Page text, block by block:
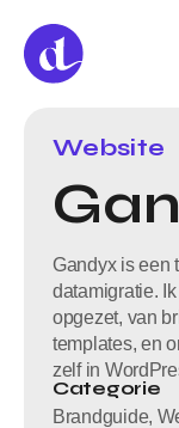
Website
Gandyx is een
datamigratie.
opgezet, van
templates, en
zelf in
Categorie
Brandguide,